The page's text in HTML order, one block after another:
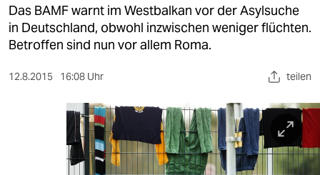
kultur
sport
berlin
Das BAMF warnt im Westbalkan vor der Asylsuche
in Deutschland, obwohl inzwischen weniger flüchten.
Betroffen sind nun vor allem Roma.
12.8.2015 16:08 Uhr teilen